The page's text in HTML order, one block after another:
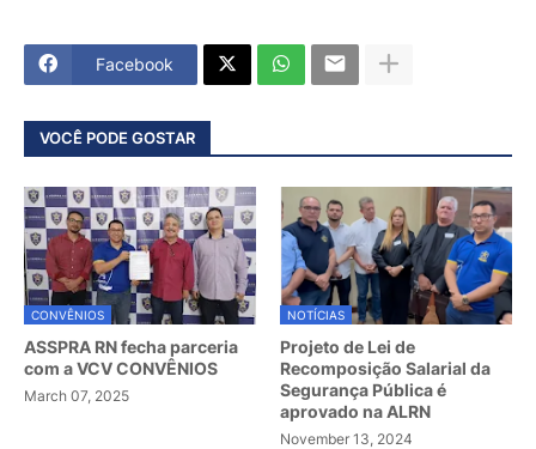
Facebook
VOCÊ PODE GOSTAR
CONVÊNIOS
ASSPRA RN fecha parceria
com a VCV CONVÊNIOS
March 07, 2025
NOTÍCIAS
Projeto de Lei de
Recomposição Salarial da
Segurança Pública é
aprovado na ALRN
November 13, 2024